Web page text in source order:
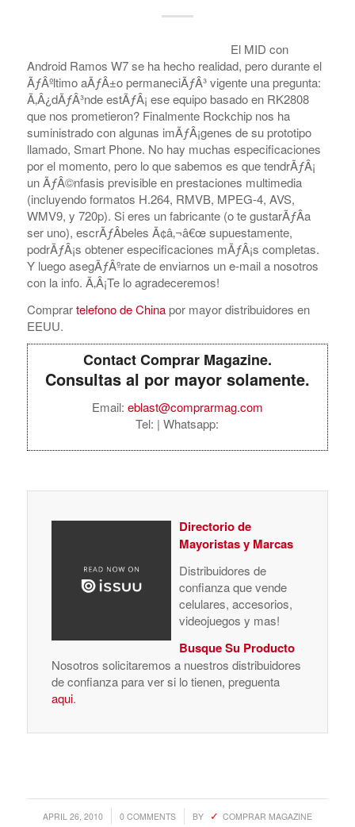
El MID con
Android Ramos W7 se ha hecho realidad, pero durante el
ÃƒÂºltimo aÃƒÂ±o permaneciÃƒÂ³ vigente una pregunta:
Ã‚Â¿dÃƒÂ³nde estÃƒÂ¡ ese equipo basado en RK2808
que nos prometieron? Finalmente Rockchip nos ha
suministrado con algunas imÃƒÂ¡genes de su prototipo
llamado, Smart Phone. No hay muchas especificaciones
por el momento, pero lo que sabemos es que tendrÃƒÂ¡
un ÃƒÂ©nfasis previsible en prestaciones multimedia
(incluyendo formatos H.264, RMVB, MPEG-4, AVS,
WMV9, y 720p). Si eres un fabricante (o te gustarÃƒÂ­a
ser uno), escrÃƒÂ­beles Ã¢â‚¬â€œ supuestamente,
podrÃƒÂ¡s obtener especificaciones mÃƒÂ¡s completas.
Y luego asegÃƒÂºrate de enviarnos un e-mail a nosotros
con la info. Ã‚Â¡Te lo agradeceremos!
Comprartelefono de Chinapor mayor distribuidores en
EEUU.
Contact Comprar Magazine.
Consultas al por mayor solamente.
Email: eblast@comprarmag.com
Tel: | Whatsapp:
Directorio de
Mayoristas y Marcas
Distribuidores de
confianza que vende
celulares, accesorios,
videojuegos y mas!
Busque Su Producto
Nosotros solicitaremos a nuestros distribuidores
de confianza para ver si lo tienen, preguenta
aqui.
APRIL 26, 2010
/ 0 COMMENTS
/ BY COMPRAR MAGAZINE